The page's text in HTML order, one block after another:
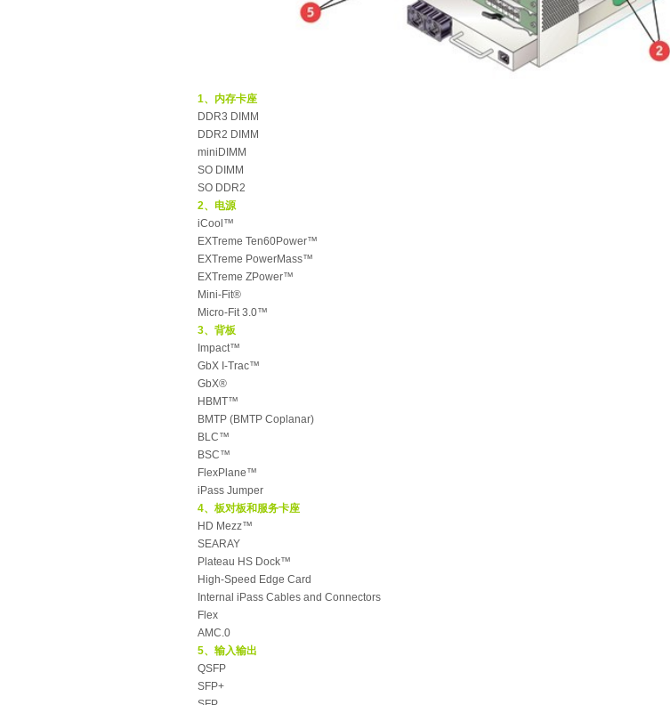
1、内存卡座
DDR3 DIMM
DDR2 DIMM
miniDIMM
SO DIMM
SO DDR2
2、电源
iCool™
EXTreme Ten60Power™
EXTreme PowerMass™
EXTreme ZPower™
Mini-Fit®
Micro-Fit 3.0™
3、背板
Impact™
GbX I-Trac™
GbX®
HBMT™
BMTP (BMTP Coplanar)
BLC™
BSC™
FlexPlane™
iPass Jumper
4、板对板和服务卡座
HD Mezz™
SEARAY
Plateau HS Dock™
High-Speed Edge Card
Internal iPass Cables and Connectors
Flex
AMC.0
5、输入输出
QSFP
SFP+